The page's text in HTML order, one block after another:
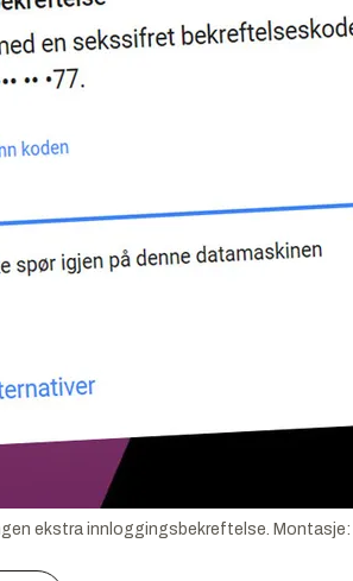
ekstra innloggingsbekreftelse. Montasje: